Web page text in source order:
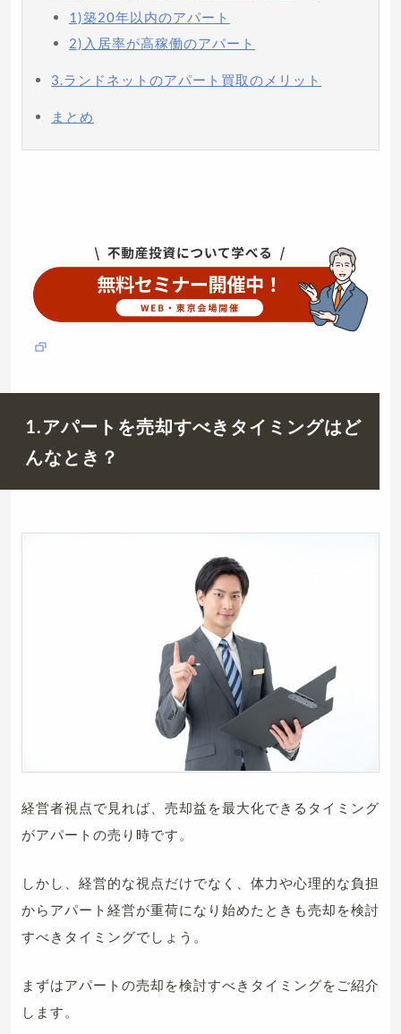
1)築20年以内のアパート
2)入居率が高稼働のアパート
3.ランドネットのアパート買取のメリット
まとめ
1.アパートを売却すべきタイミングはど
んなとき？
経営者視点で見れば、売却益を最大化できるタイミング
がアパートの売り時です。
しかし、経営的な視点だけでなく、体力や心理的な負担
からアパート経営が重荷になり始めたときも売却を検討
すべきタイミングでしょう。
まずはアパートの売却を検討すべきタイミングをご紹介
します。